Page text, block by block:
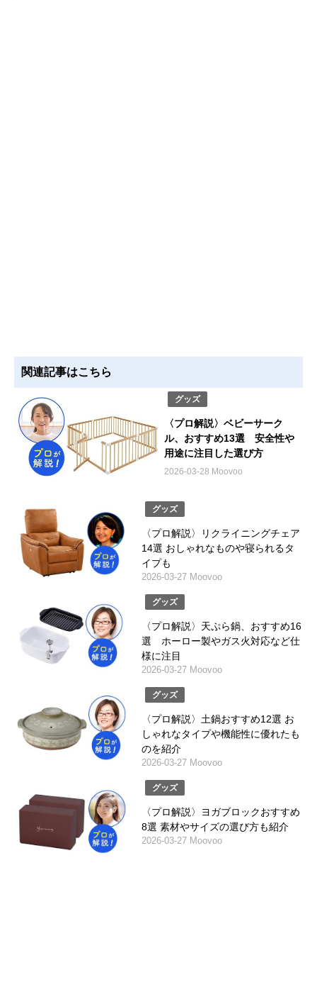
関連記事はこちら
グッズ
〈プロ解説〉ベビーサーク
ル、おすすめ13選 安全性や
用途に注目した選び方
2026-03-28 Moovoo
グッズ
〈プロ解説〉リクライニングチェア
14選 おしゃれなものや寝られるタ
イプも
2026-03-27 Moovoo
グッズ
〈プロ解説〉天ぷら鍋、おすすめ16
選 ホーロー製やガス火対応など仕
様に注目
2026-03-27 Moovoo
グッズ
〈プロ解説〉土鍋おすすめ12選 お
しゃれなタイプや機能性に優れたも
のを紹介
2026-03-27 Moovoo
グッズ
〈プロ解説〉ヨガブロックおすすめ
8選 素材やサイズの選び方も紹介
2026-03-27 Moovoo